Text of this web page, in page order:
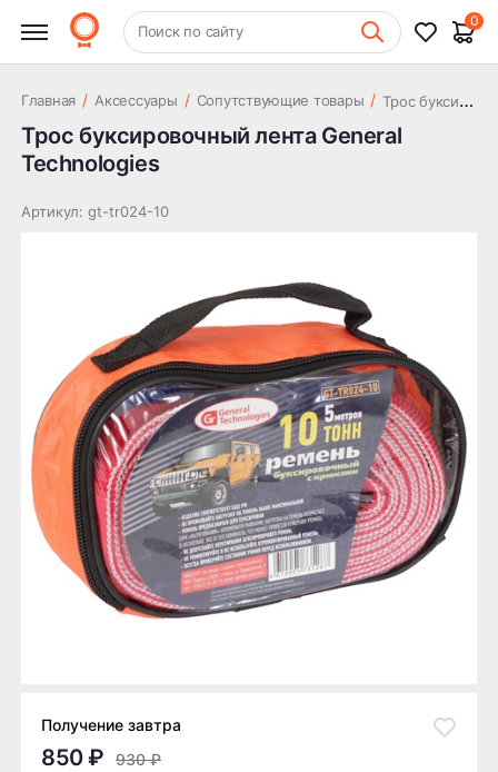
+7 (831) 261-35-35 Шиномонтаж
Поиск по сайту
0
Главная / Аксессуары / Сопутствующие товары / Т
рос буксировочный лента General Technologies
Трос буксировочный лента General
Technologies
Артикул: gt-tr024-10
Получение завтра
850 ₽ 930 ₽